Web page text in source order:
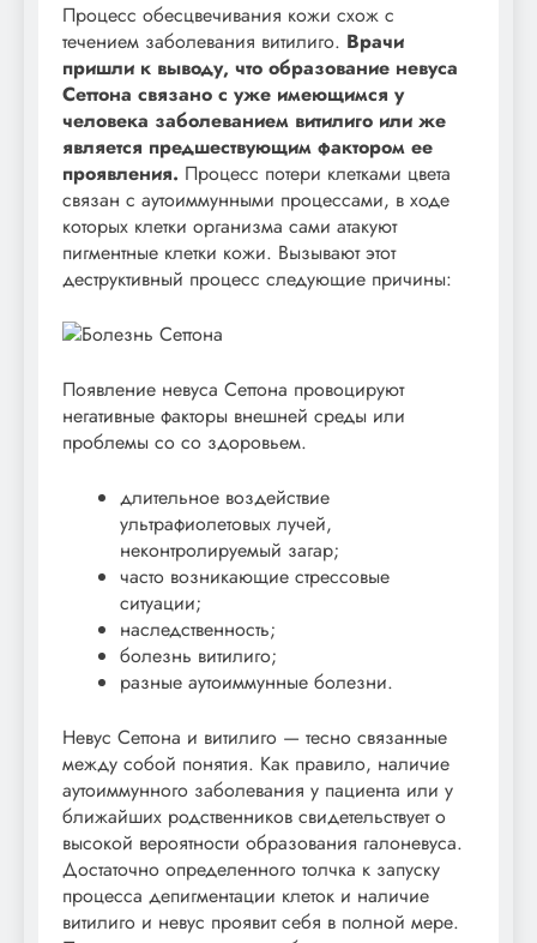
Процесс обесцвечивания кожи схож с
течением заболевания витилиго. Врачи
пришли к выводу, что образование невуса
Сеттона связано с уже имеющимся у
человека заболеванием витилиго или же
является предшествующим фактором ее
проявления. Процесс потери клетками цвета
связан с аутоиммунными процессами, в ходе
которых клетки организма сами атакуют
пигментные клетки кожи. Вызывают этот
деструктивный процесс следующие причины:
Появление невуса Сеттона провоцируют
негативные факторы внешней среды или
проблемы со со здоровьем.
длительное воздействие
ультрафиолетовых лучей,
неконтролируемый загар;
часто возникающие стрессовые
ситуации;
наследственность;
болезнь витилиго;
разные аутоиммунные болезни.
Невус Сеттона и витилиго — тесно связанные
между собой понятия. Как правило, наличие
аутоиммунного заболевания у пациента или у
ближайших родственников свидетельствует о
высокой вероятности образования галоневуса.
Достаточно определенного толчка к запуску
процесса депигментации клеток и наличие
витилиго и невус проявит себя в полной мере.